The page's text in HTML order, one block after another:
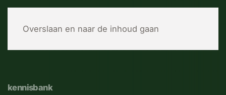
Overslaan en naar de inhoud gaan
kennisbank